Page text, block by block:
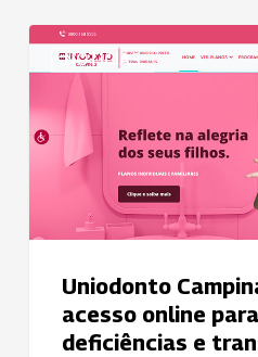
NOTÍCIAS
Uniodonto
Campinas
acesso
online
com
transtornos
Uniodonto
acesso online
deficiências e